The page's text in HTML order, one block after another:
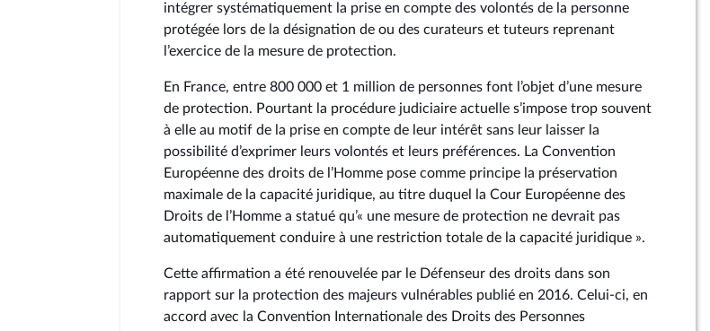
intégrer systématiquement la prise en compte des volontés de la personne
protégée lors de la désignation de ou des curateurs et tuteurs reprenant
l’exercice de la mesure de protection.
En France, entre 800 000 et 1 million de personnes font l’objet d’une mesure
de protection. Pourtant la procédure judiciaire actuelle s’impose trop souvent
à elle au motif de la prise en compte de leur intérêt sans leur laisser la
possibilité d’exprimer leurs volontés et leurs préférences. La Convention
Européenne des droits de l’Homme pose comme principe la préservation
maximale de la capacité juridique, au titre duquel la Cour Européenne des
Droits de l’Homme a statué qu’« une mesure de protection ne devrait pas
automatiquement conduire à une restriction totale de la capacité juridique ».
Cette affirmation a été renouvelée par le Défenseur des droits dans son
rapport sur la protection des majeurs vulnérables publié en 2016. Celui-ci, en
accord avec la Convention Internationale des Droits des Personnes